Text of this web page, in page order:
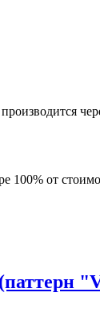
100% от